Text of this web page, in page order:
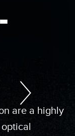
are a highly
subject to
The PTL110